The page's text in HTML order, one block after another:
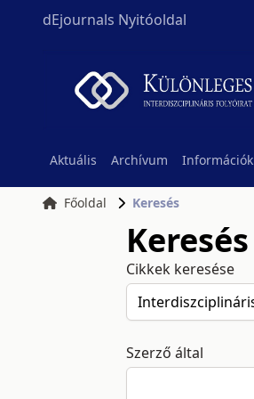
dEjournals Nyitóoldal
Aktuális Archívum Információk
Főoldal Keresés
Keresés
Cikkek keresése
Szerző által